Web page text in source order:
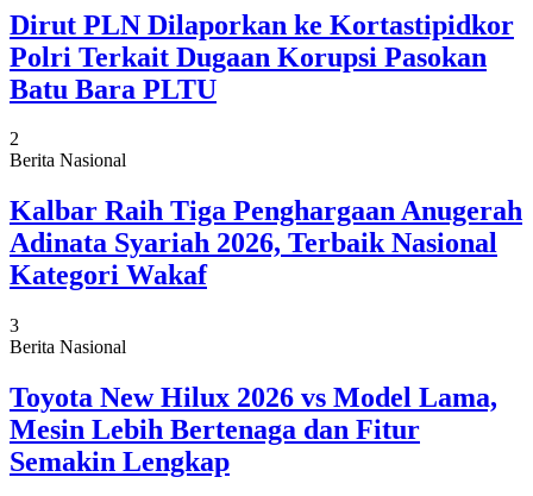
Dirut PLN Dilaporkan ke Kortastipidkor
Polri Terkait Dugaan Korupsi Pasokan
Batu Bara PLTU
2
Berita Nasional
Kalbar Raih Tiga Penghargaan Anugerah
Adinata Syariah 2026, Terbaik Nasional
Kategori Wakaf
3
Berita Nasional
Toyota New Hilux 2026 vs Model Lama,
Mesin Lebih Bertenaga dan Fitur
Semakin Lengkap